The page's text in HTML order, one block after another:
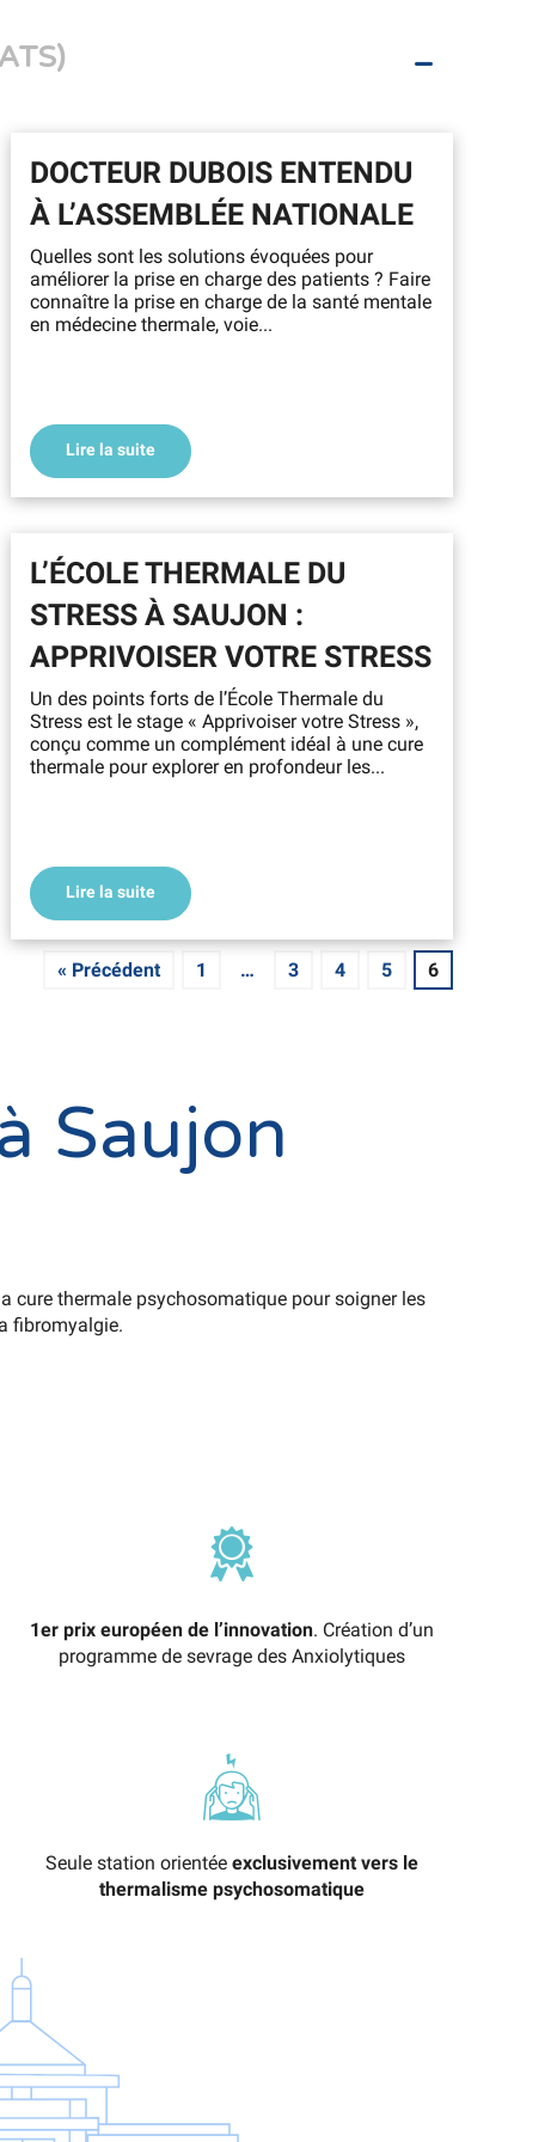
DOCTEUR DUBOIS ENTENDU
À L’ASSEMBLÉE NATIONALE
Quelles sont les solutions évoquées pour
améliorer la prise en charge des patients ? Faire
connaître la prise en charge de la santé mentale
en médecine thermale, voie...
Lire la suite
L’ÉCOLE THERMALE DU
STRESS À SAUJON :
APPRIVOISER VOTRE STRESS
Un des points forts de l’École Thermale du
Stress est le stage « Apprivoiser votre Stress »,
conçu comme un complément idéal à une cure
thermale pour explorer en profondeur les...
Lire la suite
« Précédent 1 … 3 4 5 6
Saujon
cure thermale psychosomatique pour soigner les
fibromyalgie.
1er prix européen de l’innovation. Création d’un
programme de sevrage des Anxiolytiques
Seule station orientée exclusivement vers le
thermalisme psychosomatique